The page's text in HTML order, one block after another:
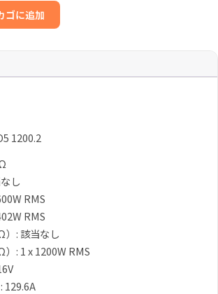
ゴに追加
1200.2
し
RMS
RMS
）: 該当なし
: 1 x 1200W RMS
129.6A